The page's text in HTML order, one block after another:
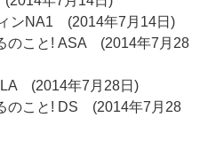
ンNA1 (2014年7月14日)
のこと! ASA (2014年7月28
(2014年7月28日)
のこと! DS (2014年7月28